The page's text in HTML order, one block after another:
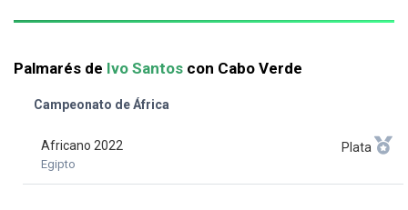
Palmarés de Ivo Santos con Cabo Verde
Campeonato de África
Africano 2022
Egipto
Plata